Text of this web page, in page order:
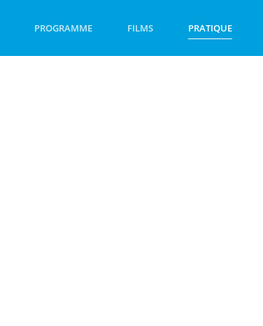
PROGRAMME FILMS PRATIQUE